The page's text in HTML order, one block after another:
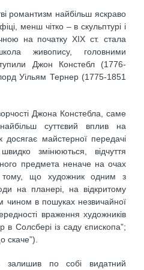
романтизм найбільш яскраво
менш чітко – в скульптурі і
на початку ХІХ ст. стала
живопису, головними
Джон Констебл (1776-
Уільям Тернер (1775-1851
Джона Констебла, саме
суттєвий вплив на
майстерної передачі
змінюються, відчуття
предмета неначе на очах
тому, що художник одним з
на планері, на відкритому
чином в пошуках незвичайної
враження художників
Солсбері із саду єпископа”;
скаче”).
залишив по собі видатний